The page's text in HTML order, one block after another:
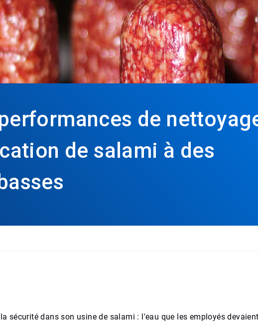
de
de salami à des
sécurité dans son usine de salami : l'eau que les employés